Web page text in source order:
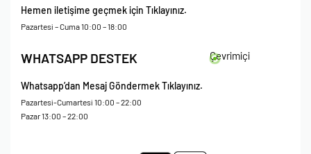
Kişisel Verileri Koruma – Çerez ve Ticari İletişim Açık Rıza Metni
Mesafeli Satış Sözleşmesi
Hemen iletişime geçmek için Tıklayınız.
Pazartesi – Cuma 10:00 – 18:00
WHATSAPP DESTEK Çevrimiçi
Whatsapp’dan Mesaj Göndermek Tıklayınız.
Pazartesi-Cumartesi 10:00 – 22:00
Pazar 13:00 – 22:00